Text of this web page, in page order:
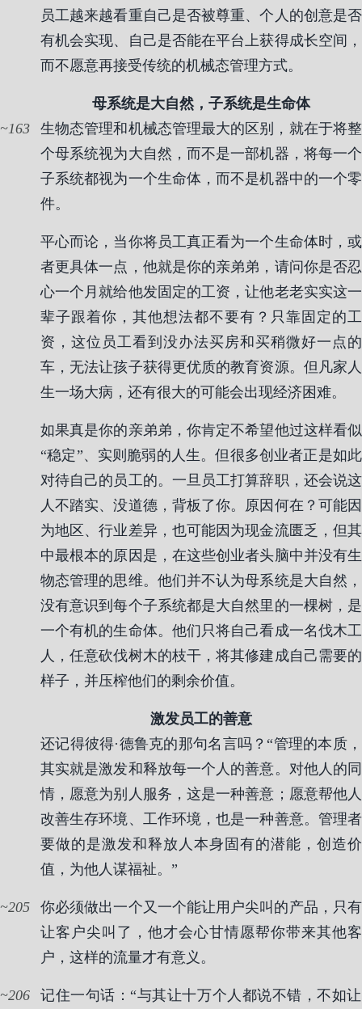
员工越来越看重自己是否被尊重、个人的创意是否
有机会实现、自己是否能在平台上获得成长空间，
而不愿意再接受传统的机械态管理方式。
母系统是大自然，子系统是生命体
163
生物态管理和机械态管理最大的区别，就在于将整
个母系统视为大自然，而不是一部机器，将每一个
子系统都视为一个生命体，而不是机器中的一个零
件。
平心而论，当你将员工真正看为一个生命体时，或
者更具体一点，他就是你的亲弟弟，请问你是否忍
心一个月就给他发固定的工资，让他老老实实这一
辈子跟着你，其他想法都不要有？只靠固定的工
资，这位员工看到没办法买房和买稍微好一点的
车，无法让孩子获得更优质的教育资源。但凡家人
生一场大病，还有很大的可能会出现经济困难。
如果真是你的亲弟弟，你肯定不希望他过这样看似
“稳定”、实则脆弱的人生。但很多创业者正是如此
对待自己的员工的。一旦员工打算辞职，还会说这
人不踏实、没道德，背板了你。原因何在？可能因
为地区、行业差异，也可能因为现金流匮乏，但其
中最根本的原因是，在这些创业者头脑中并没有生
物态管理的思维。他们并不认为母系统是大自然，
没有意识到每个子系统都是大自然里的一棵树，是
一个有机的生命体。他们只将自己看成一名伐木工
人，任意砍伐树木的枝干，将其修建成自己需要的
样子，并压榨他们的剩余价值。
激发员工的善意
还记得彼得·德鲁克的那句名言吗？“管理的本质，
其实就是激发和释放每一个人的善意。对他人的同
情，愿意为别人服务，这是一种善意；愿意帮他人
改善生存环境、工作环境，也是一种善意。管理者
要做的是激发和释放人本身固有的潜能，创造价
值，为他人谋福祉。”
205
你必须做出一个又一个能让用户尖叫的产品，只有
让客户尖叫了，他才会心甘情愿帮你带来其他客
户，这样的流量才有意义。
206
记住一句话：“与其让十万个人都说不错，不如让